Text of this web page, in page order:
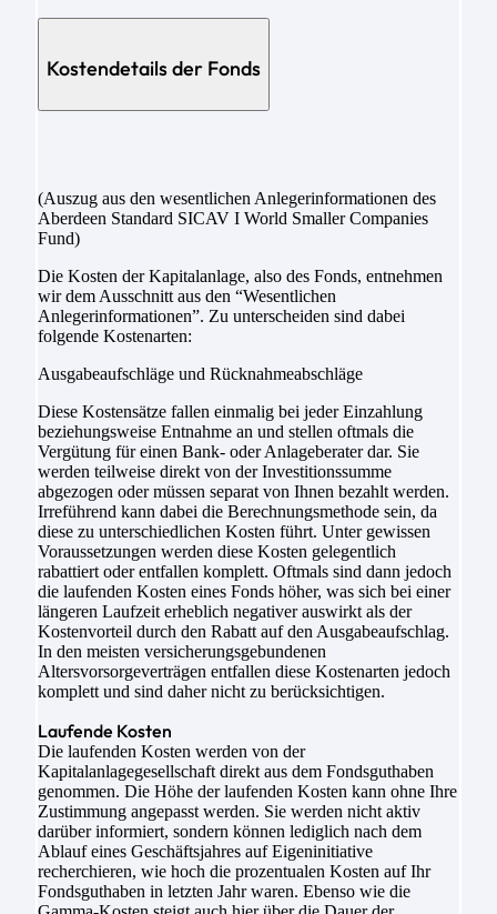
Kostendetails der Fonds
(Auszug aus den wesentlichen Anlegerinformationen des
Aberdeen Standard SICAV I World Smaller Companies
Fund)
Die Kosten der Kapitalanlage, also des Fonds, entnehmen
wir dem Ausschnitt aus den “Wesentlichen
Anlegerinformationen”. Zu unterscheiden sind dabei
folgende Kostenarten:
Ausgabeaufschläge und Rücknahmeabschläge
Diese Kostensätze fallen einmalig bei jeder Einzahlung
beziehungsweise Entnahme an und stellen oftmals die
Vergütung für einen Bank- oder Anlageberater dar. Sie
werden teilweise direkt von der Investitionssumme
abgezogen oder müssen separat von Ihnen bezahlt werden.
Irreführend kann dabei die Berechnungsmethode sein, da
diese zu unterschiedlichen Kosten führt. Unter gewissen
Voraussetzungen werden diese Kosten gelegentlich
rabattiert oder entfallen komplett. Oftmals sind dann jedoch
die laufenden Kosten eines Fonds höher, was sich bei einer
längeren Laufzeit erheblich negativer auswirkt als der
Kostenvorteil durch den Rabatt auf den Ausgabeaufschlag.
In den meisten versicherungsgebundenen
Altersvorsorgeverträgen entfallen diese Kostenarten jedoch
komplett und sind daher nicht zu berücksichtigen.
Laufende Kosten
Die laufenden Kosten werden von der
Kapitalanlagegesellschaft direkt aus dem Fondsguthaben
genommen. Die Höhe der laufenden Kosten kann ohne Ihre
Zustimmung angepasst werden. Sie werden nicht aktiv
darüber informiert, sondern können lediglich nach dem
Ablauf eines Geschäftsjahres auf Eigeninitiative
recherchieren, wie hoch die prozentualen Kosten auf Ihr
Fondsguthaben in letzten Jahr waren. Ebenso wie die